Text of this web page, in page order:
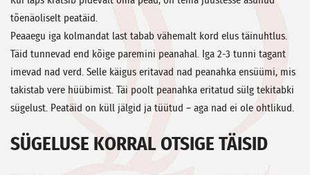
tõenäoliselt peatäid.
Peaaegu iga kolmandat last tabab vähemalt kord elus täinuhtlus.
Täid tunnevad end kõige paremini peanahal. Iga 2-3 tunni tagant
imevad nad verd. Selle käigus eritavad nad peanahka ensüümi, mis
takistab vere hüübimist. Täi poolt peanahka eritatud sülg tekitabki
sügelust. Peatäid on küll jälgid ja tüütud – aga nad ei ole ohtlikud.
SÜGELUSE KORRAL OTSIGE TÄISID